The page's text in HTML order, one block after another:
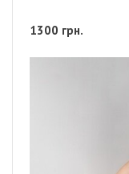
1300 грн.